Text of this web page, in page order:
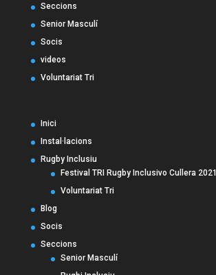
Seccions
Senior Masculí
Socis
videos
Voluntariat Tri
Inici
Instal·lacions
Rugby Inclusiu
Festival TRI Rugby Inclusivo Cullera 2021
Voluntariat Tri
Blog
Socis
Seccions
Senior Masculí